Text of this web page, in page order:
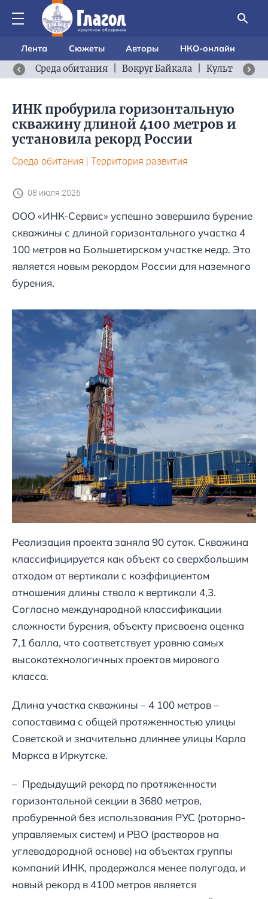
Лента Сюжеты Авторы
НКО-онлайн
Среда обитания
Вокруг Байкала Культурный
ИНК пробурила горизонтальную
скважину длиной 4100 метров и
установила рекорд России
Среда обитания | Территория развития
08 июля 2026
ООО «ИНК-Сервис» успешно завершила бурение
скважины с длиной горизонтального участка 4
100 метров на Большетирском участке недр. Это
является новым рекордом России для наземного
бурения.
Реализация проекта заняла 90 суток. Скважина
классифицируется как объект со сверхбольшим
отходом от вертикали с коэффициентом
отношения длины ствола к вертикали 4,3.
Согласно международной классификации
сложности бурения, объекту присвоена оценка
7,1 балла, что соответствует уровню самых
высокотехнологичных проектов мирового
класса.
Длина участка скважины – 4 100 метров –
сопоставима с общей протяженностью улицы
Советской и значительно длиннее улицы Карла
Маркса в Иркутске.
– Предыдущий рекорд по протяженности
горизонтальной секции в 3680 метров,
пробуренной без использования РУС (роторно-
управляемых систем) и РВО (растворов на
углеводородной основе) на объектах группы
компаний ИНК, продержался менее полугода, и
новый рекорд в 4100 метров является